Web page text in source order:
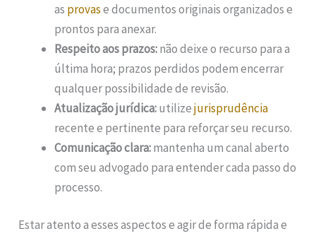
as provase documentos originais organizados e
prontos para anexar.
Respeito aos prazos:não deixe o recurso para a
última hora; prazos perdidos podem encerrar
qualquer possibilidade de revisão.
Atualização jurídica:utilizejurisprudência
recente e pertinente para reforçar seu recurso.
Comunicação clara:mantenha um canal aberto
com seu advogado para entender cada passo do
processo.
Estar atento a esses aspectos e agir de forma rápida e